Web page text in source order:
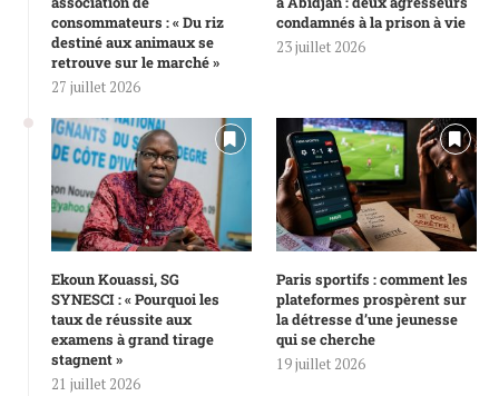
consommateurs : « Du riz
destiné aux animaux se
retrouve sur le marché »
27 juillet 2026
condamnés à la prison à vie
23 juillet 2026
Ekoun Kouassi, SG
SYNESCI : « Pourquoi les
taux de réussite aux
examens à grand tirage
stagnent »
21 juillet 2026
Paris sportifs : comment les
plateformes prospèrent sur
la détresse d’une jeunesse
qui se cherche
19 juillet 2026